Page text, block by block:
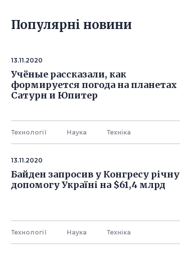
Популярнi новини
13.11.2020
Учёные рассказали, как
формируется погода на планетах
Сатурн и Юпитер
Технології Наука Технiка
13.11.2020
Байден запросив у Конгресу річну
допомогу Україні на $61,4 млрд
Технології Наука Технiка